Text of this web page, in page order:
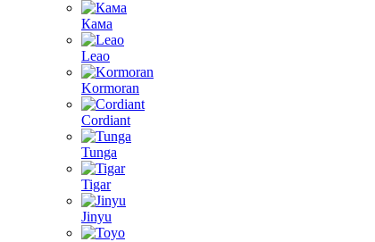
Кама
Leao
Kormoran
Cordiant
Tunga
Tigar
Jinyu